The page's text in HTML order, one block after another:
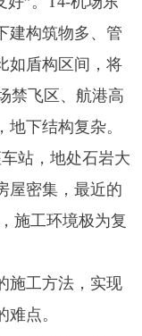
建构筑物多、管
如盾构区间，将
禁飞区、航港高
下结构复杂。
站，地处石岩大
屋密集，最近的
施工环境极为复
施工方法，实现
点。